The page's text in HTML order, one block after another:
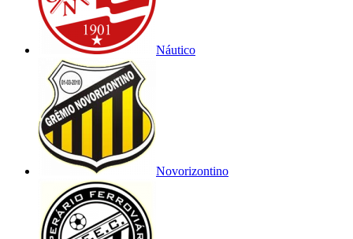
Náutico
Novorizontino